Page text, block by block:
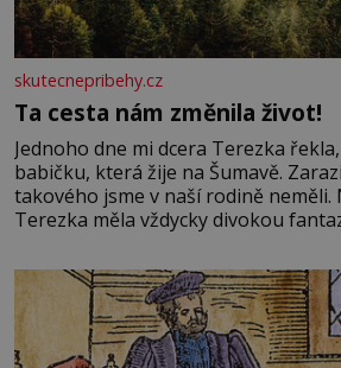
skutecnepribehy.cz
Ta cesta nám změnila život!
Jednoho dne mi dcera Terezka
babičku, která žije na Šumavě.
takového jsme v naší rodině neměli.
Terezka měla vždycky divokou
zdálo o jednorožcích, krásných
rytířích a létajících dracích.